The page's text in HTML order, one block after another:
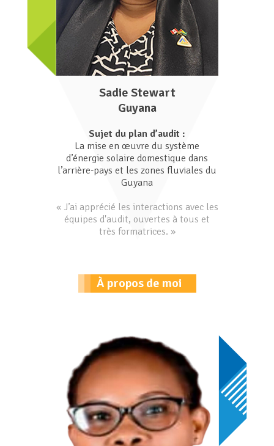
Sadie Stewart
Guyana
Sujet du plan d’audit :
La mise en œuvre du système
d’énergie solaire domestique dans
l’arrière-pays et les zones fluviales du
Guyana
« J’ai apprécié les interactions avec les
équipes d'audit, ouvertes à tous et
très formatrices. »
À propos de moi